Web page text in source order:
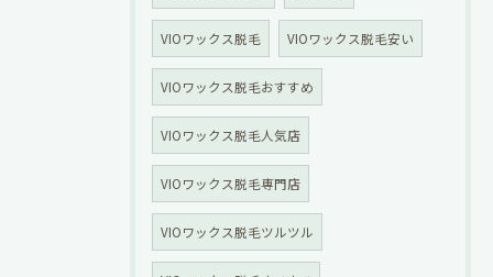
VIOワックス脱毛 VIOワックス脱毛安い
VIOワックス脱毛おすすめ
VIOワックス脱毛人気店
VIOワックス脱毛専門店
VIOワックス脱毛ツルツル